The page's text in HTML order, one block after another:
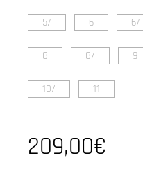
5/ 6 6/
8 8/ 9
10/ 11
209,00€